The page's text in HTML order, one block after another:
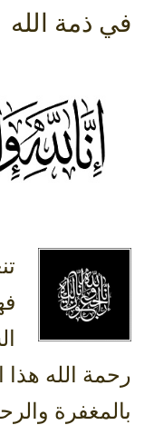
في ذمة الله
رحمة الله هذا
بالمغفرة